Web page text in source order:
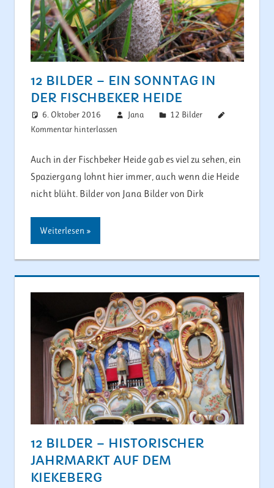
12 BILDER – EIN SONNTAG IN
DER FISCHBEKER HEIDE
6. Oktober 2016 Jana
12 Bilder
Kommentar hinterlassen
Auch in der Fischbeker Heide gab es viel zu sehen, ein
Spaziergang lohnt hier immer, auch wenn die Heide
nicht blüht. Bilder von Jana Bilder von Dirk
Weiterlesen
12 BILDER – HISTORISCHER
JAHRMARKT AUF DEM
KIEKEBERG